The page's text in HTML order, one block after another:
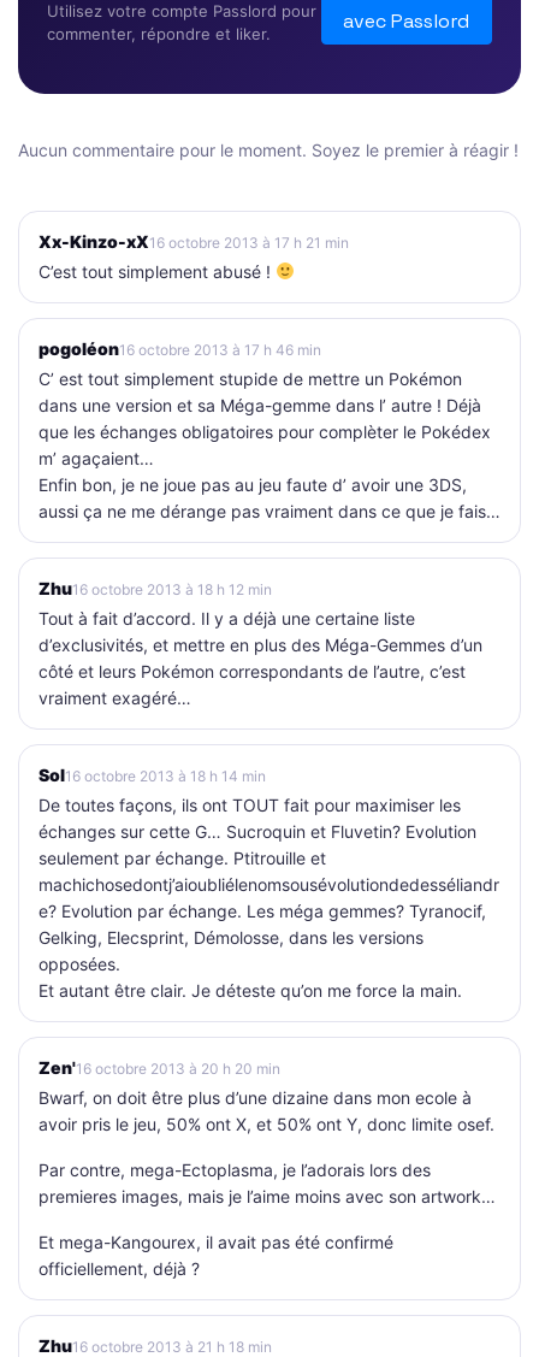
Utilisez votre compte Passlord pour
commenter, répondre et liker.
avec Passlord
Aucun commentaire pour le moment. Soyez le premier à réagir !
Xx-Kinzo-xX16 octobre 2013 à 17 h 21 min
C’est tout simplement abusé !
pogoléon16 octobre 2013 à 17 h 46 min
C’ est tout simplement stupide de mettre un Pokémon
dans une version et sa Méga-gemme dans l’ autre ! Déjà
que les échanges obligatoires pour complèter le Pokédex
m’ agaçaient…
Enfin bon, je ne joue pas au jeu faute d’ avoir une 3DS,
aussi ça ne me dérange pas vraiment dans ce que je fais…
Zhu16 octobre 2013 à 18 h 12 min
Tout à fait d’accord. Il y a déjà une certaine liste
d’exclusivités, et mettre en plus des Méga-Gemmes d’un
côté et leurs Pokémon correspondants de l’autre, c’est
vraiment exagéré…
Sol16 octobre 2013 à 18 h 14 min
De toutes façons, ils ont TOUT fait pour maximiser les
échanges sur cette G… Sucroquin et Fluvetin? Evolution
seulement par échange. Ptitrouille et
machichosedontj’aioubliélenomsousévolutiondedesséliandr
e? Evolution par échange. Les méga gemmes? Tyranocif,
Gelking, Elecsprint, Démolosse, dans les versions
opposées.
Et autant être clair. Je déteste qu’on me force la main.
Zen'16 octobre 2013 à 20 h 20 min
Bwarf, on doit être plus d’une dizaine dans mon ecole à
avoir pris le jeu, 50% ont X, et 50% ont Y, donc limite osef.
Par contre, mega-Ectoplasma, je l’adorais lors des
premieres images, mais je l’aime moins avec son artwork…
Et mega-Kangourex, il avait pas été confirmé
officiellement, déjà ?
Zhu16 octobre 2013 à 21 h 18 min